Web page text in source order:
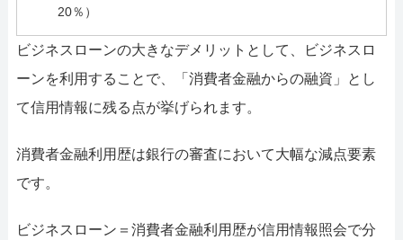
20％）
ビジネスローンの大きなデメリットとして、ビジネスロ
ーンを利用することで、「消費者金融からの融資」とし
て信用情報に残る点が挙げられます。
消費者金融利用歴は銀行の審査において大幅な減点要素
です。
ビジネスローン＝消費者金融利用歴が信用情報照会で分